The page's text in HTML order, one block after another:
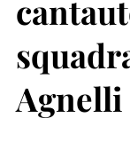
Agnelli